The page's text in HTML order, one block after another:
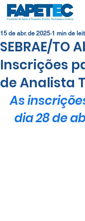
SEBRAE/TO
Inscrições
de Analista
15 de abr. de 2025 1 min de
As
dia 28 de